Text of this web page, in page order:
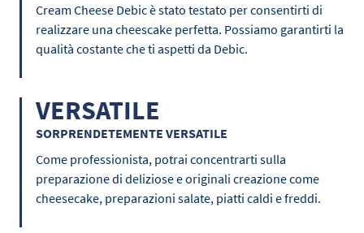
Cream Cheese Debic è stato testato per consentirti di
realizzare una cheescake perfetta. Possiamo garantirti la
qualità costante che ti aspetti da Debic.
VERSATILE
SORPRENDETEMENTE VERSATILE
Come professionista, potrai concentrarti sulla
preparazione di deliziose e originali creazione come
cheesecake, preparazioni salate, piatti caldi e freddi.